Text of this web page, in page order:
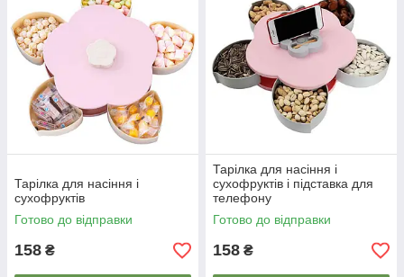
Тарілка для насіння і
сухофруктів
Готово до відправки
158 ₴
Тарілка для насіння і
сухофруктів і підставка для
телефону
Готово до відправки
158 ₴